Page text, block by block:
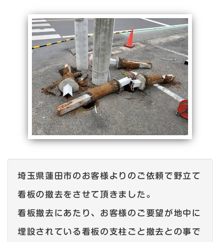
埼玉県蓮田市のお客様よりのご依頼で野立て
看板の撤去をさせて頂きました。
看板撤去にあたり、お客様のご要望が地中に
埋設されている看板の支柱ごと撤去との事で